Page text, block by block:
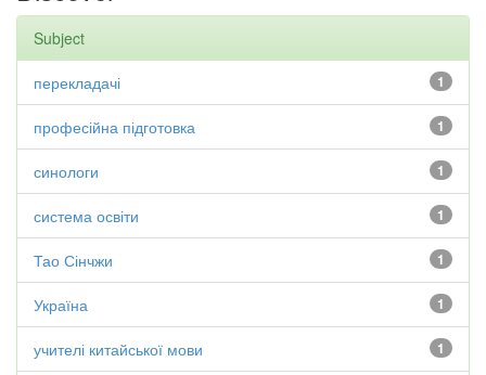
Subject
1
перекладачі
1
професійна підготовка
1
синологи
1
система освіти
1
Тао Сінчжи
1
Україна
1
учителі китайської мови